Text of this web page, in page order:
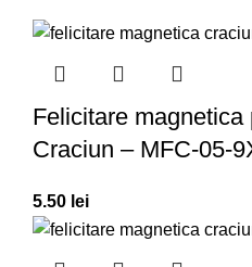
Felicitare magnetica
Craciun – MFC-05-
5.50 lei